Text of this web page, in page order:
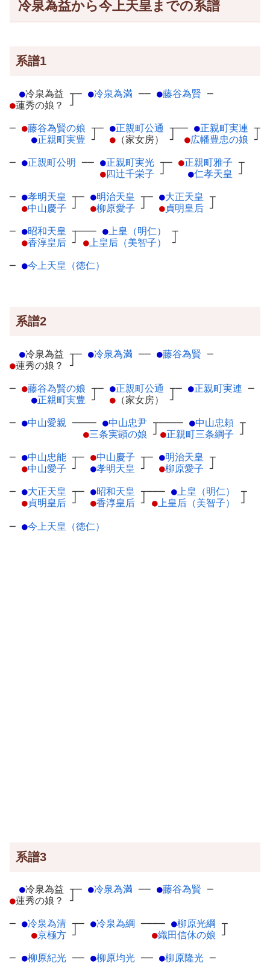
冷泉為益から今上天皇までの系譜
系譜1
●冷泉為益 ┬
●蓮秀の娘？ ┘
─ ●冷泉為満 ── ●藤谷為賢 ─
─ ●藤谷為賢の娘 ┬
●正親町実豊 ┘
─ ●正親町公通 ┬
● （家女房） ┘
── ●正親町実連 ┬
●広幡豊忠の娘 ┘
─ ●正親町公明 ── ●正親町実光 ┬
●四辻千栄子 ┘
─ ●正親町雅子 ┬
●仁孝天皇 ┘
─ ●孝明天皇 ┬
●中山慶子 ┘
─ ●明治天皇 ┬
●柳原愛子 ┘
─ ●大正天皇 ┬
●貞明皇后 ┘
─ ●昭和天皇 ┬
●香淳皇后 ┘
─── ●上皇（明仁）
┬
●上皇后（美智子） ┘
─ ●今上天皇（徳仁）
系譜2
●冷泉為益 ┬
●蓮秀の娘？ ┘
─ ●冷泉為満 ── ●藤谷為賢 ─
─ ●藤谷為賢の娘 ┬
●正親町実豊 ┘
─ ●正親町公通 ┬
● （家女房） ┘
─ ●正親町実連 ─
─ ●中山愛親 ──── ●中山忠尹 ┬
●三条実顕の娘 ┘
──── ●中山忠頼 ┬
●正親町三条綱子 ┘
─ ●中山忠能 ┬
●中山愛子 ┘
─ ●中山慶子 ┬
●孝明天皇 ┘
─ ●明治天皇 ┬
●柳原愛子 ┘
─ ●大正天皇 ┬
●貞明皇后 ┘
─ ●昭和天皇 ┬
●香淳皇后 ┘
─── ●上皇（明仁）
┬
●上皇后（美智子） ┘
─ ●今上天皇（徳仁）
系譜3
●冷泉為益 ┬
●蓮秀の娘？ ┘
─ ●冷泉為満 ── ●藤谷為賢 ─
─ ●冷泉為清 ┬
●京極方 ┘
─ ●冷泉為綱 ──── ●柳原光綱 ┬
●織田信休の娘 ┘
─ ●柳原紀光 ── ●柳原均光 ── ●柳原隆光 ─